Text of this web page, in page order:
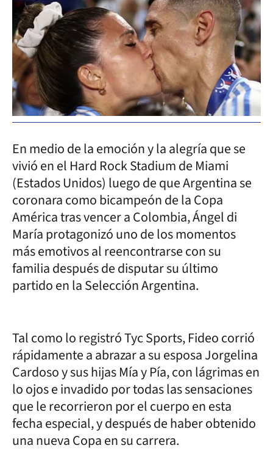
En medio de la emoción y la alegría que se
vivió en el Hard Rock Stadium de Miami
(Estados Unidos) luego de que Argentina se
coronara como bicampeón de la Copa
América tras vencer a Colombia, Ángel di
María protagonizó uno de los momentos
más emotivos al reencontrarse con su
familia después de disputar su último
partido en la Selección Argentina.
Tal como lo registró Tyc Sports, Fideo corrió
rápidamente a abrazar a su esposa Jorgelina
Cardoso y sus hijas Mía y Pía, con lágrimas en
lo ojos e invadido por todas las sensaciones
que le recorrieron por el cuerpo en esta
fecha especial, y después de haber obtenido
una nueva Copa en su carrera.